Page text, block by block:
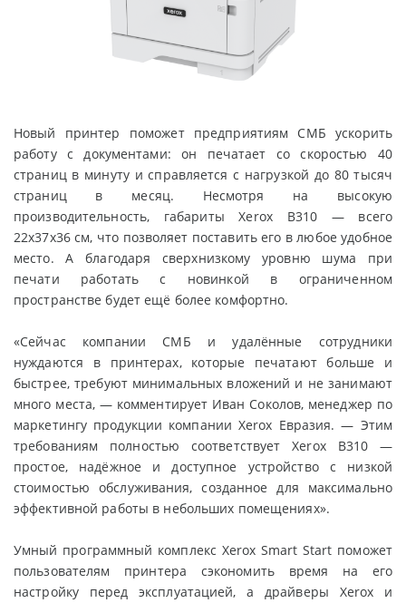
Новый принтер поможет предприятиям СМБ ускорить
работу с документами: он печатает со скоростью 40
страниц в минуту и справляется с нагрузкой до 80 тысяч
страниц в месяц. Несмотря на высокую
производительность, габариты Xerox B310 — всего
22х37х36 см, что позволяет поставить его в любое удобное
место. А благодаря сверхнизкому уровню шума при
печати работать с новинкой в ограниченном
пространстве будет ещё более комфортно.
«Сейчас компании СМБ и удалённые сотрудники
нуждаются в принтерах, которые печатают больше и
быстрее, требуют минимальных вложений и не занимают
много места, — комментирует Иван Соколов, менеджер по
маркетингу продукции компании Xerox Евразия. — Этим
требованиям полностью соответствует Xerox B310 —
простое, надёжное и доступное устройство с низкой
стоимостью обслуживания, созданное для максимально
эффективной работы в небольших помещениях».
Умный программный комплекс Xerox Smart Start поможет
пользователям принтера сэкономить время на его
настройку перед эксплуатацией, а драйверы Xerox и